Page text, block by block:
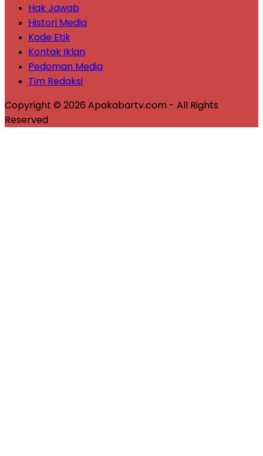
Hak Jawab
Histori Media
Kode Etik
Kontak Iklan
Pedoman Media
Tim Redaksi
Copyright © 2026 Apakabartv.com - All Rights
Reserved